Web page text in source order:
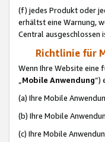
(f) jedes Produkt oder
erhältst eine Warnung,
Central ausgeschlossen
Richtlinie für
Wenn Ihre Website
„Mobile Anwendung“)
(a) Ihre Mobile
(b) Ihre Mobile
(c) Ihre Mobile